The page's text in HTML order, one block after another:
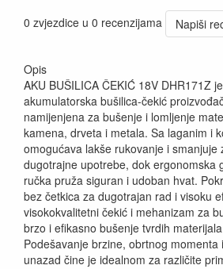
0 zvjezdice u 0 recenzijama
Napiši
Opis
AKU BUŠILICA ČEKIĆ 18V DHR171Z
akumulatorska bušilica-čekić
namijenjena za bušenje i lomljenje
kamena, drveta i metala. Sa laganim i
omogućava lakše rukovanje i smanjuje
dugotrajne upotrebe, dok ergonomska
ručka pruža siguran i udoban hvat.
bez četkica za dugotrajan rad i visoku
visokokvalitetni čekić i mehanizam za
brzo i efikasno bušenje tvrdih
Podešavanje brzine, obrtnog momenta
unazad čine je idealnom za različite